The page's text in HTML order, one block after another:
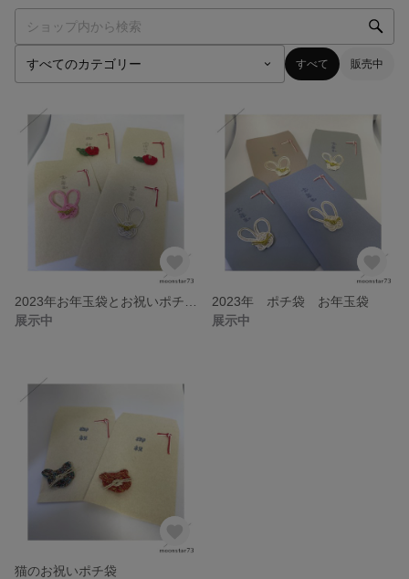
すべて 販売中
展示中
2023年 ポチ袋 お年玉袋
展示中
猫のお祝いポチ袋